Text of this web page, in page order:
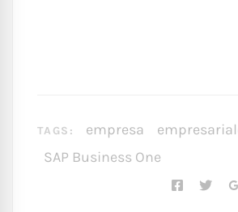
TAGS: empresa
SAP Business One